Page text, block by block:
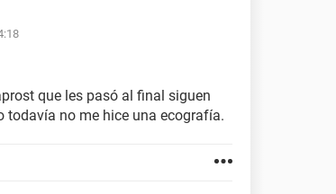
que les pasó al final siguen
todavía no me hice una ecografía.